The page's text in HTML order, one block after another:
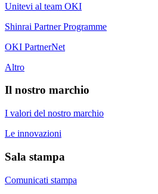
Unitevi al team OKI
Shinrai Partner Programme
OKI PartnerNet
Altro
Il nostro marchio
I valori del nostro marchio
Le innovazioni
Sala stampa
Comunicati stampa